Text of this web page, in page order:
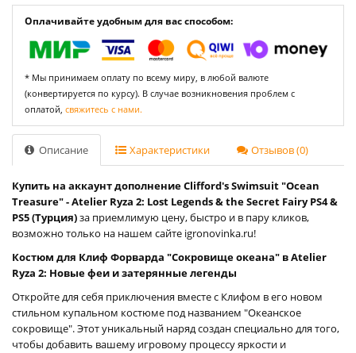
Оплачивайте удобным для вас способом:
* Мы принимаем оплату по всему миру, в любой валюте
(конвертируется по курсу). В случае возникновения проблем с
оплатой, свяжитесь с нами.
Описание Характеристики Отзывов (0)
Купить на аккаунт дополнение Clifford's Swimsuit "Ocean
Treasure" - Atelier Ryza 2: Lost Legends & the Secret Fairy PS4 &
PS5 (Турция)за приемлимую цену, быстро и в пару кликов,
возможно только на нашем сайте igronovinka.ru!
Костюм для Клиф Форварда "Сокровище океана" в Atelier
Ryza 2: Новые феи и затерянные легенды
Откройте для себя приключения вместе с Клифом в его новом
стильном купальном костюме под названием "Океанское
сокровище". Этот уникальный наряд создан специально для того,
чтобы добавить вашему игровому процессу яркости и